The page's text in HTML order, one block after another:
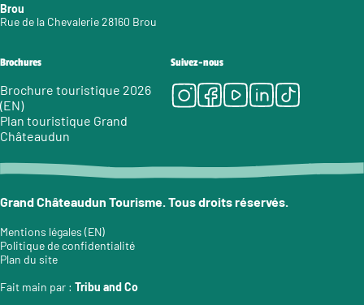
Brou
Rue de la Chevalerie 28160 Brou
Brochures
Brochure touristique 2026
(EN)
Plan touristique Grand
Châteaudun
Suivez-nous
Instagram
Facebook
Youtube
LinkedIn
Tiktok
Grand Châteaudun Tourisme. Tous droits réservés.
Mentions légales (EN)
Politique de confidentialité
Plan du site
Fait main par : Tribu and Co